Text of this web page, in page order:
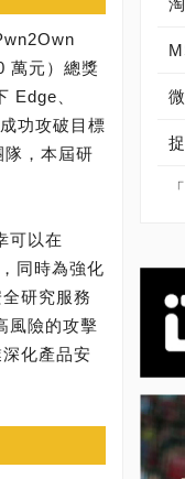
萬元）總獎
Edge、
功攻破目標
，本屆研
可以在
同時為強化
研究服務
風險的攻擊
化產品安